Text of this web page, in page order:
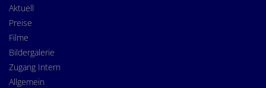
Aktuell
Preise
Filme
Bildergalerie
Zugang Intern
Allgemein